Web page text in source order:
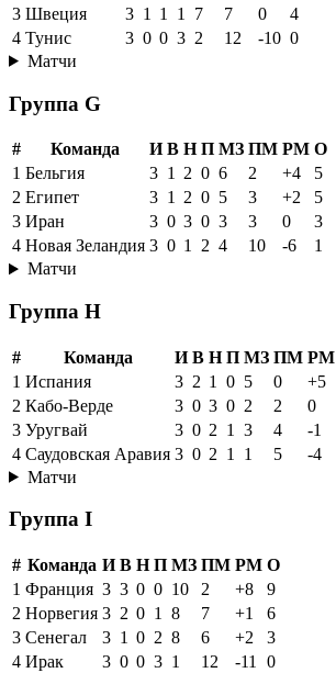
3 Швеция 3 1 1 1 7 7 0
4
4 Тунис 3 0 0 3 2 12 -10 0
Матчи
Группа G
# Команда И В Н П МЗ ПМ РМ О
1 Бельгия 3 1 2 0 6 2 +4
5
2 Египет 3 1 2 0 5 3 +2
5
3 Иран 3 0 3 0 3 3 0
3
4 Новая Зеландия 3 0 1 2 4 10 -6
1
Матчи
Группа H
# Команда И В Н П МЗ ПМ РМ
1 Испания 3 2 1 0 5 0 +5
2 Кабо-Верде 3 0 3 0 2 2 0
3 Уругвай 3 0 2 1 3 4 -1
4 Саудовская Аравия 3 0 2 1 1 5 -4
Матчи
Группа I
# Команда И В Н П МЗ ПМ РМ О
1 Франция 3 3 0 0 10 2 +8
9
2 Норвегия 3 2 0 1 8 7 +1
6
3 Сенегал 3 1 0 2 8 6 +2
3
4 Ирак 3 0 0 3 1 12 -11
0